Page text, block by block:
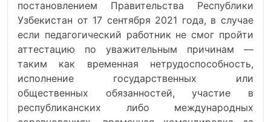
постановлением Правительства Республики
Узбекистан от 17 сентября 2021 года, в случае
если педагогический работник не смог пройти
аттестацию по уважительным причинам —
таким как временная нетрудоспособность,
исполнение государственных или
общественных обязанностей, участие в
республиканских либо международных